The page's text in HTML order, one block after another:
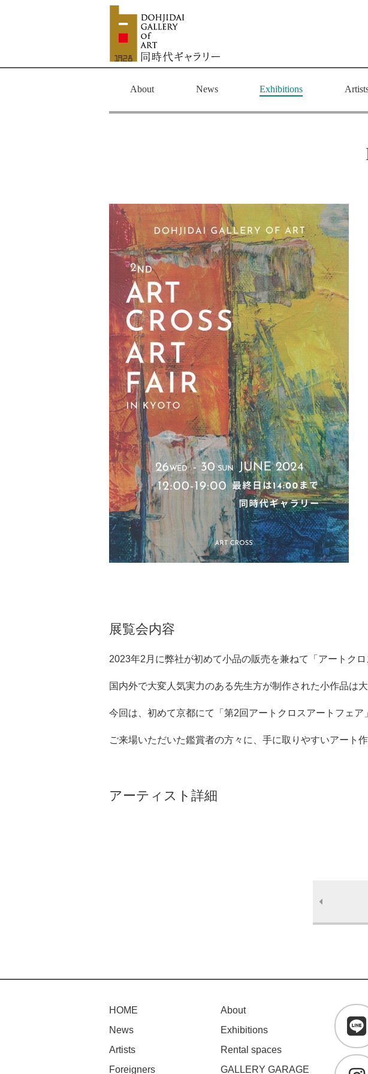
About News Exhibitions
展覧会内容
2023年2月に弊社が初めて小品の販売を兼ねて「アートク
国内外で大変人気実力のある先生方が制作された小作品は
今回は、初めて京都にて「第2回アートクロスアートフェア
ご来場いただいた鑑賞者の方々に、手に取りやすいアート
アーティスト詳細
HOME
About
News
Exhibitions
Artists
Rental spaces
Foreigners
GALLERY GARAGE